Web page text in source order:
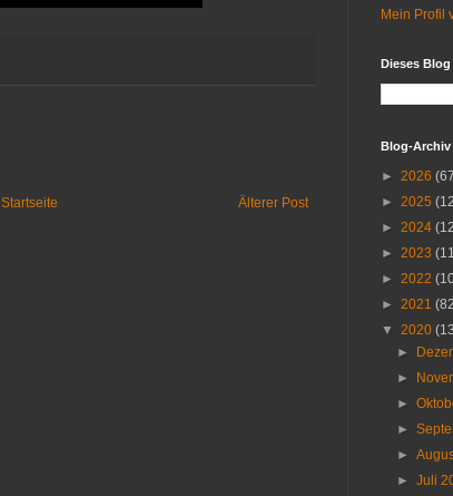
Älterer Post
Startseite
Mein Profil
Dieses
Blog-Archiv
► 2026
► 2025
► 2024
► 2023
► 2022
► 2021
▼ 2020
►
►
►
►
►
►Juli